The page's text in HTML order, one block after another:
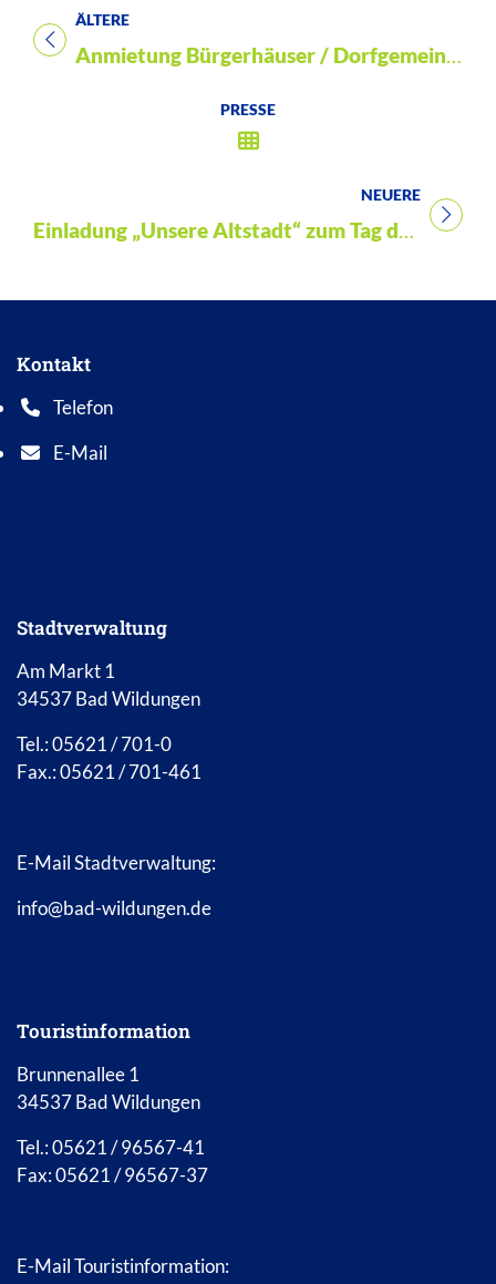
ÄLTERE
Titel für Presse
Anmietung Bürgerhäuser / Dorfgemeinschaftshäuser gehen online
PRESSE
NEUERE
Titel für Presse
Einladung „Unsere Altstadt“ zum Tag der Städtebauförderung
Kontakt
Telefon
Telefonnummer: 0 5 6 2 1 7 0 1 0
E-Mail
E-Mail Adresse: info@bad-wildungen.de
Stadtverwaltung
Am Markt 1
34537 Bad Wildungen
Tel.: 05621 / 701-0
Fax.: 05621 / 701-461
E-Mail Stadtverwaltung:
info@bad-wildungen.de
Touristinformation
Brunnenallee 1
34537 Bad Wildungen
Tel.: 05621 / 96567-41
Fax: 05621 / 96567-37
E-Mail Touristinformation: